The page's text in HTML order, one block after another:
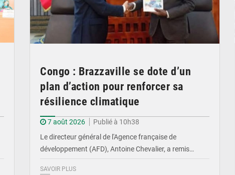
Congo : Brazzaville se dote d’un
plan d’action pour renforcer sa
résilience climatique
7 août 2026
Publié à 10h38
Le directeur général de l'Agence française de
développement (AFD), Antoine Chevalier, a remis…
SAVOIR PLUS